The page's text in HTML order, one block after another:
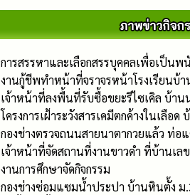
การสรรหาและเลือกสรรบุคคลเพื่อเป็นพ
งานกู้ชีพทำหน้าที่จราจรหน้าโรงเรียนบ้
เจ้าหน้าที่ลงพื้นที่รับซื้อขยะรีไซเคิล บ้าน
โครงการเฝ้าระวังสารเคมีตกค้างในเลือด
กองช่างตรวจถนนสายนาตากวยแล้ว ท่อ
เจ้าหน้าที่จัดสถานที่งานขาวดำ ที่บ้านเ
งานการศึกษาจัดกิจกรรม
กองช่างซ่อมแซมน้ำประปา บ้านหินตั้ง ม